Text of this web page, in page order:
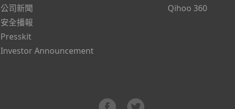
公司新聞
安全播報
Presskit
Investor Announcement
Qihoo 360